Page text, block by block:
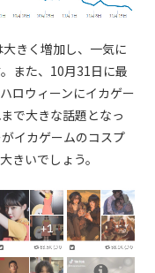
きく増加し、一気に
また、10月31日に最
ロウィーンにイカゲー
で大きな話題となっ
イカゲームのコスプ
きいでしょう。